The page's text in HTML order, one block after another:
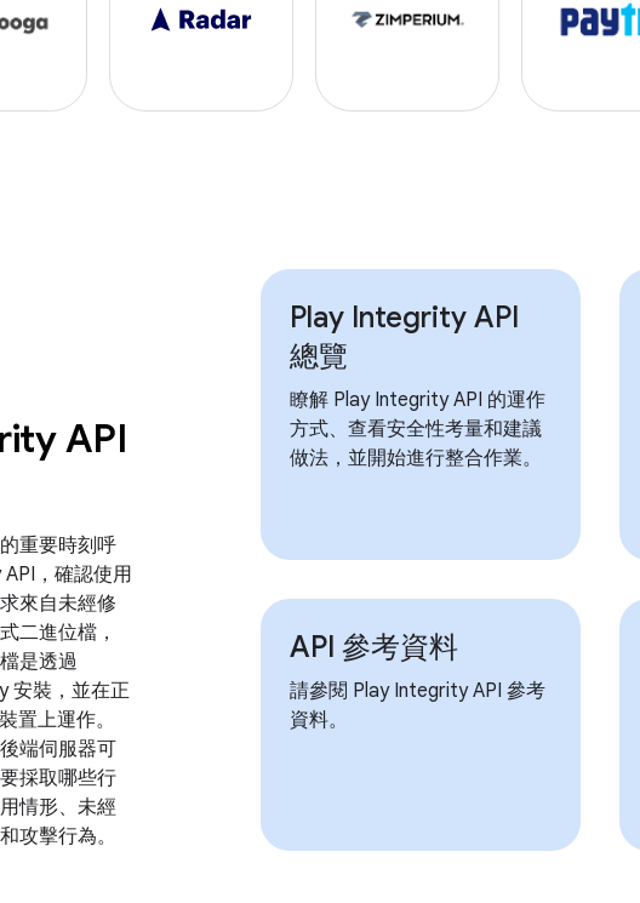
API
重要時刻呼
，確認使用
來自未經修
二進位檔，
是透過
安裝，並在正
置上運作。
端伺服器可
採取哪些行
情形、未經
攻擊行為。
Play Integrity API
總覽
瞭解 Play Integrity API 的運作
方式、查看安全性考量和建議
做法，並開始進行整合作業。
API 參考資料
請參閱 Play Integrity API 參考
資料。